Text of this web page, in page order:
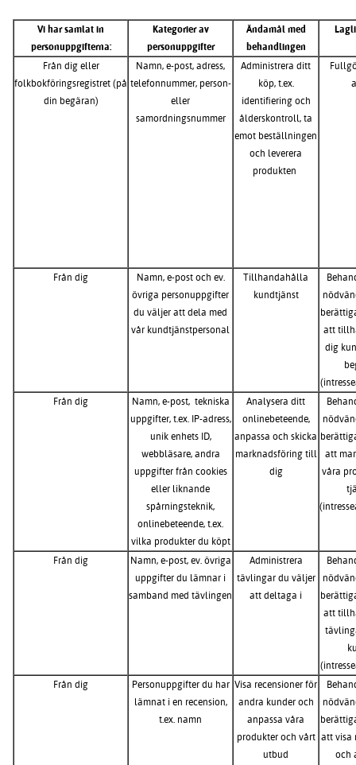
Vi har samlat in
personuppgifterna:
Kategorier av
personuppgifter
Ändamål med
behandlingen
Från dig eller
folkbokföringsregistret (på
din begäran)
Namn, e-post, adress,
telefonnummer, person-
eller
samordningsnummer
Administrera ditt
köp, t.ex.
identifiering och
ålderskontroll, ta
emot beställningen
och leverera
produkten
Från dig
Namn, e-post och ev.
övriga personuppgifter
du väljer att dela med
vår kundtjänstpersonal
Tillhandahålla
kundtjänst
att
dig
Från dig
Namn, e-post, tekniska
uppgifter, t.ex. IP-adress,
unik enhets ID,
webbläsare, andra
uppgifter från cookies
eller liknande
spårningsteknik,
onlinebeteende, t.ex.
vilka produkter du köpt
Analysera ditt
onlinebeteende,
anpassa och skicka
marknadsföring till
dig
att
våra
Från dig
Namn, e-post, ev. övriga
uppgifter du lämnar i
samband med tävlingen
Administrera
tävlingar du väljer
att deltaga i
att
Från dig
Personuppgifter du har
lämnat i en recension,
t.ex. namn
Visa recensioner för
andra kunder och
anpassa våra
produkter och vårt
utbud
att visa
och